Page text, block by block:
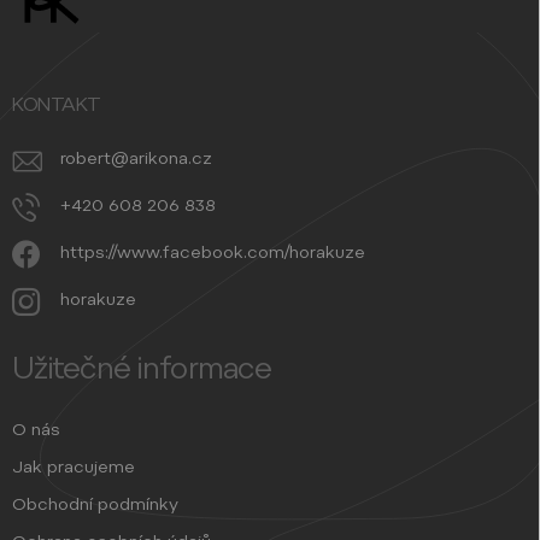
KONTAKT
robert@arikona.cz
+420 608 206 838
https://www.facebook.com/horakuze
horakuze
Užitečné informace
O nás
Jak pracujeme
Obchodní podmínky